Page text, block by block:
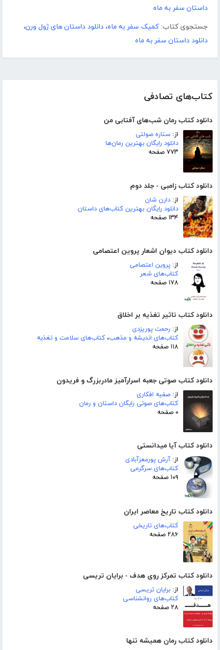
کتاب‌های تصادفی
دانلود کتاب رمان شب‌های آفتابی من
از: ستاره صولتی
دانلود رایگان بهترین رمان‌ها
۷۷۳ صفحه
دانلود کتاب زامبی - جلد دوم
از: دارن شان
دانلود رایگان بهترین کتاب‌های داستان
۱۳۴ صفحه
دانلود کتاب دیوان اشعار پروین اعتصامی
از: پروین اعتصامی
کتاب‌های شعر
۱۷۸ صفحه
دانلود کتاب تاثیر تغذیه بر اخلاق
از: رحمت پوریزدی
کتاب‌های اندیشه و مذهب، کتاب‌های سلامت و تغذیه
۱۱۸ صفحه
دانلود کتاب صوتی جعبه اسرارآمیز مادربزرگ و فریدون
از: صفیه افکاری
کتاب‌های صوتی رایگان داستان و رمان
۰ صفحه
دانلود کتاب آیا میدانستی
از: آرش پورمعزآبادی
کتاب‌های سرگرمی
۱۰۹ صفحه
دانلود کتاب تاریخ معاصر ایران
کتاب‌های تاریخی
۲۸۶ صفحه
دانلود کتاب تمرکز روی هدف - برایان تریسی
از: برایان تریسی
کتاب‌های روانشناسی
۲۸ صفحه
دانلود کتاب رمان همیشه تنها
داستان سفر به ماه
جستجوی کتاب: کمیک سفر به ماه، دانلود داستان های ژول ورن،
دانلود داستان سفر به ماه